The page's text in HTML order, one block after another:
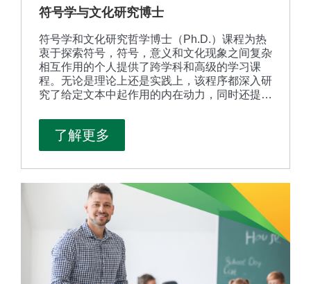
符号学与文化研究博士
符号学和文化研究哲学博士（Ph.D.）课程为热
衷于探索符号，符号，意义和文化现象之间复杂
相互作用的个人提供了跨学科和高级的学习课
程。无论是理论上还是实践上，该程序都深入研
究了给定文本中起作用的内在动力，同时还提供
了解更多